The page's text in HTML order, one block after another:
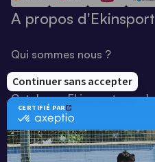
A propos d'Ekinsport
Qui sommes nous ?
Notre savoir-faire
Catalogue Ekinsport pour
Catalogue running Ekinsport
Blog